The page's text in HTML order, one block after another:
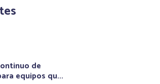
de
equipos qu...